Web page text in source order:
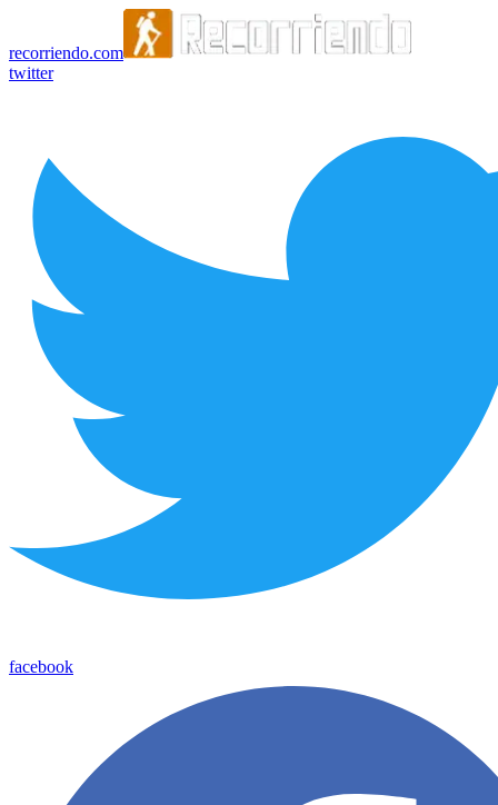
recorriendo.com
twitter
facebook